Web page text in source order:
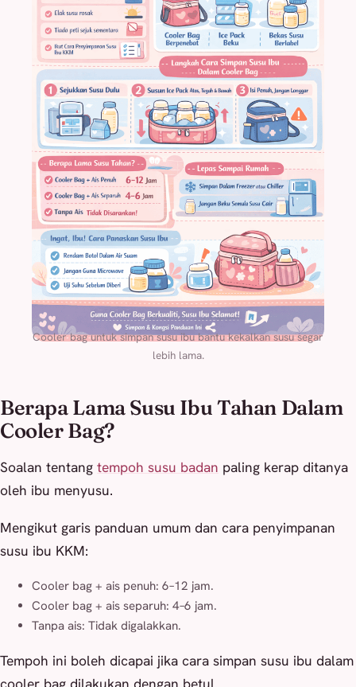
Cooler bag untuk simpan susu ibu bantu kekalkan susu segar
lebih lama.
Berapa Lama Susu Ibu Tahan Dalam
Cooler Bag?
Soalan tentang tempoh susu badan paling kerap ditanya
oleh ibu menyusu.
Mengikut garis panduan umum dan cara penyimpanan
susu ibu KKM:
Cooler bag + ais penuh: 6–12 jam.
Cooler bag + ais separuh: 4–6 jam.
Tanpa ais: Tidak digalakkan.
Tempoh ini boleh dicapai jika cara simpan susu ibu dalam